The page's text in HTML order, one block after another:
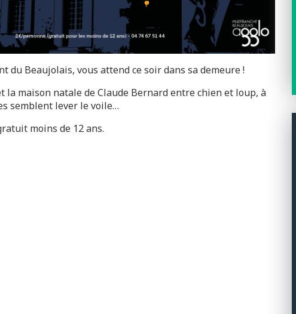
du Beaujolais, vous attend ce soir dans sa demeure !
la maison natale de Claude Bernard entre chien et loup, à
semblent lever le voile…
moins de 12 ans.